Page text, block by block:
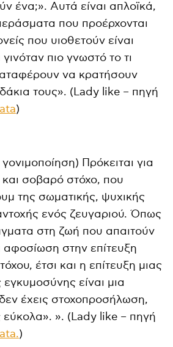
ένα;». Αυτά είναι απλοϊκά,
που προέρχονται
που υιοθετούν είναι
πιο γνωστό το τι
να κρατήσουν
τους». (Lady like – πηγή
)
Πρόκειται για
σοβαρό στόχο, που
της σωματικής, ψυχικής
ενός ζευγαριού. Όπως
στη ζωή που απαιτούν
στην επίτευξη
έτσι και η επίτευξη μιας
είναι μια
έχεις στοχοπροσήλωση,
εύκολα». ». (Lady like – πηγή
)